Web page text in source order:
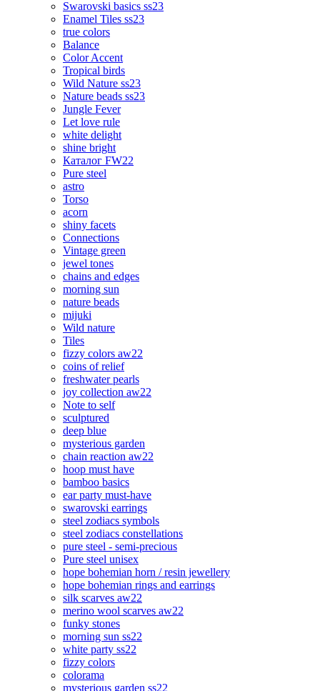
Swarovski basics ss23
Enamel Tiles ss23
true colors
Balance
Color Accent
Tropical birds
Wild Nature ss23
Nature beads ss23
Jungle Fever
Let love rule
white delight
shine bright
Каталог FW22
Pure steel
astro
Torso
acorn
shiny facets
Connections
Vintage green
jewel tones
chains and edges
morning sun
nature beads
mijuki
Wild nature
Tiles
fizzy colors aw22
coins of relief
freshwater pearls
joy collection aw22
Note to self
sculptured
deep blue
mysterious garden
chain reaction aw22
hoop must have
bamboo basics
ear party must-have
swarovski earrings
steel zodiacs symbols
steel zodiacs constellations
pure steel - semi-precious
Pure steel unisex
hope bohemian horn / resin jewellery
hope bohemian rings and earrings
silk scarves aw22
merino wool scarves aw22
funky stones
morning sun ss22
white party ss22
fizzy colors
colorama
mysterious garden ss22